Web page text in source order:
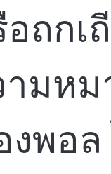
อถก
มหม
พอล